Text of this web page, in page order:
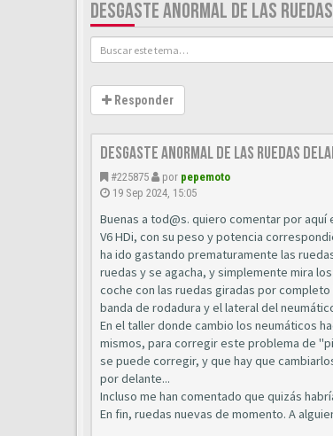
DESGASTE ANORMAL DE LAS
Responder
Desgaste anormal de las ruedas
#225875 por pepemoto
19 Sep 2024, 15:05
Buenas a tod@s. quiero comentar por
V6 HDi, con su peso y potencia
ha ido gastando prematuramente las
ruedas y se agacha, y simplemente mira
coche con las ruedas giradas por
banda de rodadura y el lateral del
En el taller donde cambio los neumáticos
mismos, para corregir este problema de
se puede corregir, y que hay que
por delante...
Incluso me han comentado que quizás
En fin, ruedas nuevas de momento. A